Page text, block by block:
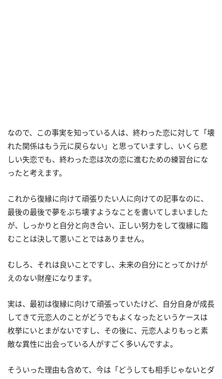
なので、この事実を知っている人は、終わった恋に対して「壊
れた関係はもう元に戻らない」と思っていますし、いくら悲
しい失恋でも、終わった恋は次の恋に進むための練習台にな
ったと考えます。
これから復縁に向けて頑張りたい人に向けての記事なのに、
最後の最後で夢をぶち壊すようなことを書いてしまいました
が、しっかりと自分と向き合い、正しい努力をして復縁に臨
むことは決して悪いことではありません。
むしろ、それは良いことですし、未来の自分にとってかけが
えのない財産になります。
実は、最初は復縁に向けて頑張っていたけど、自分自身が成長
してきて元恋人のことがどうでもよくなったというケースは
枚挙にいとまがないですし、その後に、元恋人よりもっと素
敵な異性に出会っている人がすごく多いんですよ。
そういった理由も含めて、今は「どうしても相手じゃないとダ